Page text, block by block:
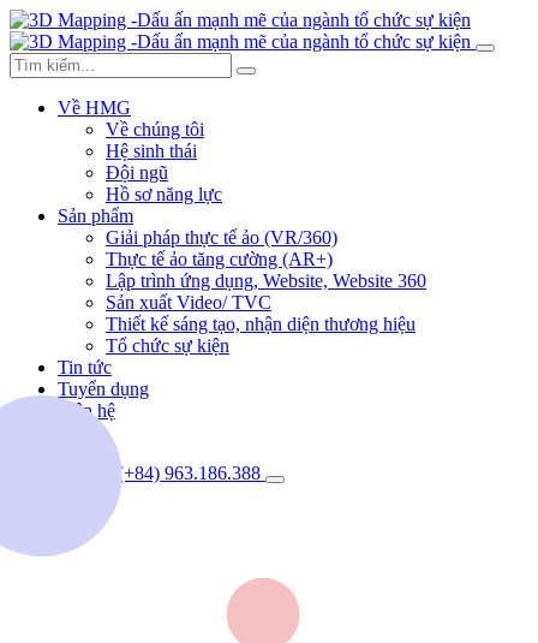
Về HMG
Về chúng tôi
Hệ sinh thái
Đội ngũ
Hồ sơ năng lực
Sản phẩm
Giải pháp thực tế ảo (VR/360)
Thực tế ảo tăng cường (AR+)
Lập trình ứng dụng, Website, Website 360
Sản xuất Video/ TVC
Thiết kế sáng tạo, nhận diện thương hiệu
Tổ chức sự kiện
Tin tức
Tuyển dụng
Liên hệ
(+84) 963.186.388